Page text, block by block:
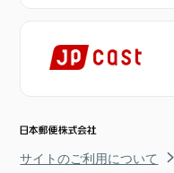
サイトのご利用について